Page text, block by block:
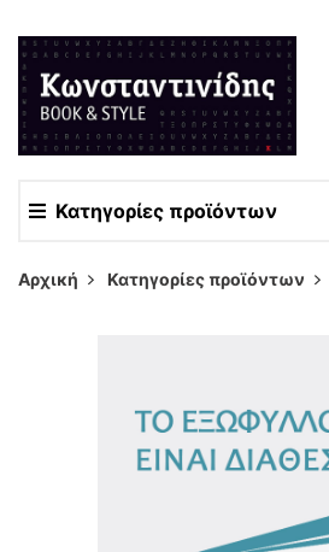
Κατηγορίες προϊόντων
Αρχική Κατηγορίες προϊόντων